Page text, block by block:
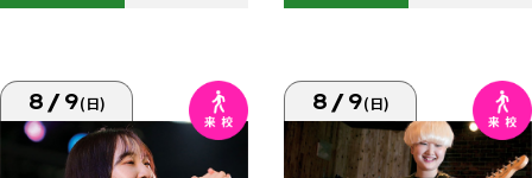
8/9(日) 8/9(日)